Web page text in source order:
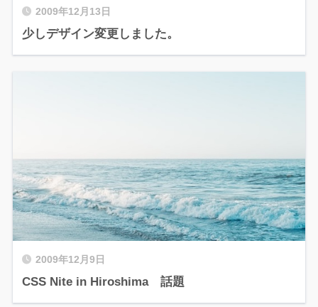
2009年12月13日
少しデザイン変更しました。
2009年12月9日
CSS Nite in Hiroshima 話題